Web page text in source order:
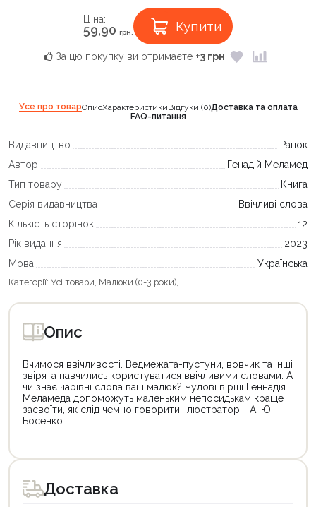
Ціна:
59,90 грн. Купити
За цю покупку ви отримаєте +3 грн
Усе про товарОписХарактеристикиВідгуки (0)Доставка та оплата
FAQ-питання
Видавництво
Ранок
Автор
Генадій Меламед
Тип товару
Книга
Серія видавництва
Ввічливі слова
Кількість сторінок
12
Рік видання
2023
Мова
Українська
Категорії: Усі товари, Малюки (0-3 роки),
Опис
Вчимося ввічливості. Ведмежата-пустуни, вовчик та інші
звірята навчились користуватися ввічливими словами. А
чи знає чарівні слова ваш малюк? Чудові вірші Геннадія
Меламеда допоможуть маленьким непосидькам краще
засвоїти, як слід чемно говорити. Ілюстратор - А. Ю.
Босенко
товар
для
покупки
товар
для
покупкиДоставка